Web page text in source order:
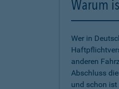
Warum
Wer in
anderen
Abschluss
und schon